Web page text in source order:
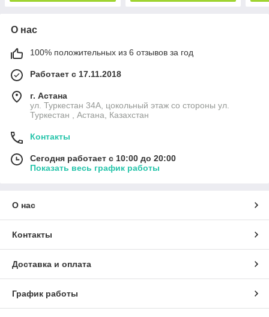
О нас
100% положительных из 6 отзывов за год
Работает с 17.11.2018
г. Астана
ул. Туркестан 34А, цокольный этаж со стороны ул.
Туркестан , Астана, Казахстан
Контакты
Сегодня работает с 10:00 до 20:00
Показать весь график работы
О нас
Контакты
Доставка и оплата
График работы